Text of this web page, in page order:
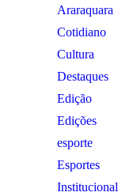
Araraquara
Cotidiano
Cultura
Destaques
Edição
Edições
esporte
Esportes
Institucional